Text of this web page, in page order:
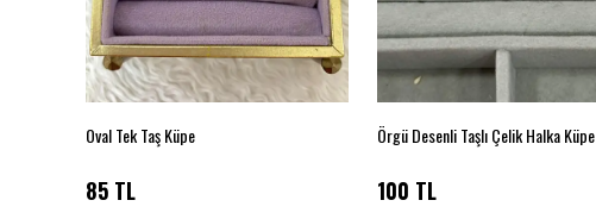
Oval Tek Taş Küpe
85 TL
Örgü Desenli Taşlı Çelik Halka Küpe
100 TL